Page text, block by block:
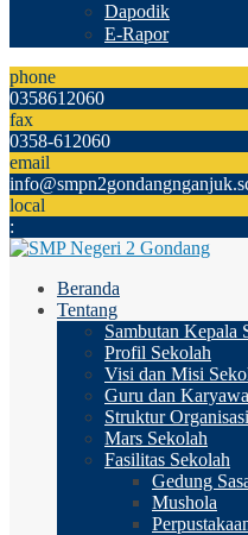
Dapodik
E-Rapor
phone
0358612060
fax
0358-612060
email
local
:
Beranda
Tentang
Sambutan Kepala
Profil Sekolah
Visi dan Misi
Guru dan
Struktur Organisasi
Mars Sekolah
Fasilitas Sekolah
Gedung
Mushola